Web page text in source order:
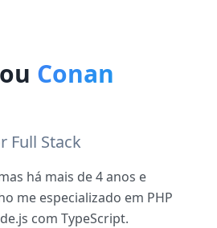
Conan
Full Stack
há mais de 4 anos e
me especializado em PHP
com TypeScript.